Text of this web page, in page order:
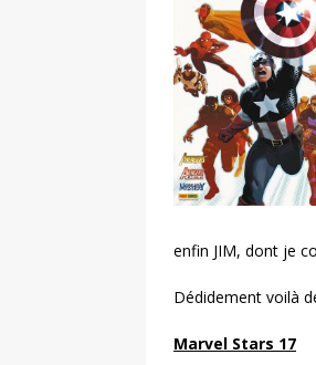
enfin JIM, dont je
Dédidement voilà
Marvel Stars 17